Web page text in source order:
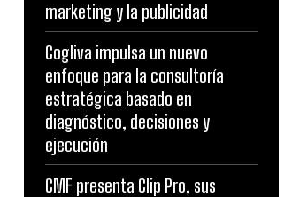
marketing y la publicidad
Cogliva impulsa un nuevo
enfoque para la consultoría
estratégica basado en
diagnóstico, decisiones y
ejecución
CMF presenta Clip Pro, sus